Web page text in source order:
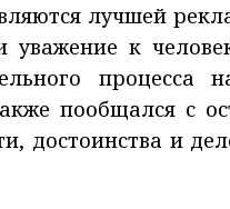
лучшей
к
процесса
пообщался с
достоинства и